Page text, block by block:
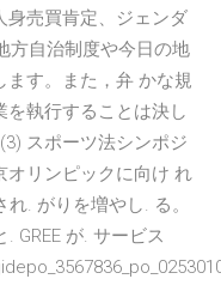
身売買肯定、ジェンダ
方自治制度や今日の地
す。また，弁 かな規
執行することは決し
スポーツ法シンポジ
リンピックに向け れ
. がりを増やし. る。
GREE が. サービス